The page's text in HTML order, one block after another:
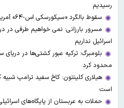
رسیدیم
سقوط بالگرد «سیکورسکی اس-۶۴» آمریکا
مسرور بارزانی: نمی خواهیم طرفی در
اسرائیل نداریم
بلومبرگ: ترکیه عبور کشتی‌ها در دریای
محدود کرد
هیلاری کلینتون: کاخ سفید ترامپ
است
حملات به عربستان از پایگاه‌های